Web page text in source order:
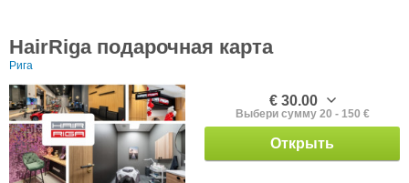
HairRiga подарочная карта
Рига
€ 30.00
Выбери сумму 20 - 150 €
Открыть